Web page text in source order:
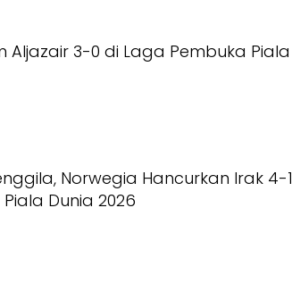
Aljazair 3-0 di Laga Pembuka Piala
Norwegia Hancurkan Irak 4-1
Dunia 2026